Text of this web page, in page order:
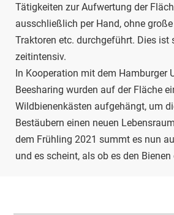
Tätigkeiten zur Aufwertung der
ausschließlich per Hand, ohne
Traktoren etc. durchgeführt. Dies ist
zeitintensiv.
In Kooperation mit dem Hamburger
Beesharing wurden auf der Fläche
Wildbienenkästen aufgehängt, um
Bestäubern einen neuen
dem Frühling 2021 summt es nun
und es scheint, als ob es den